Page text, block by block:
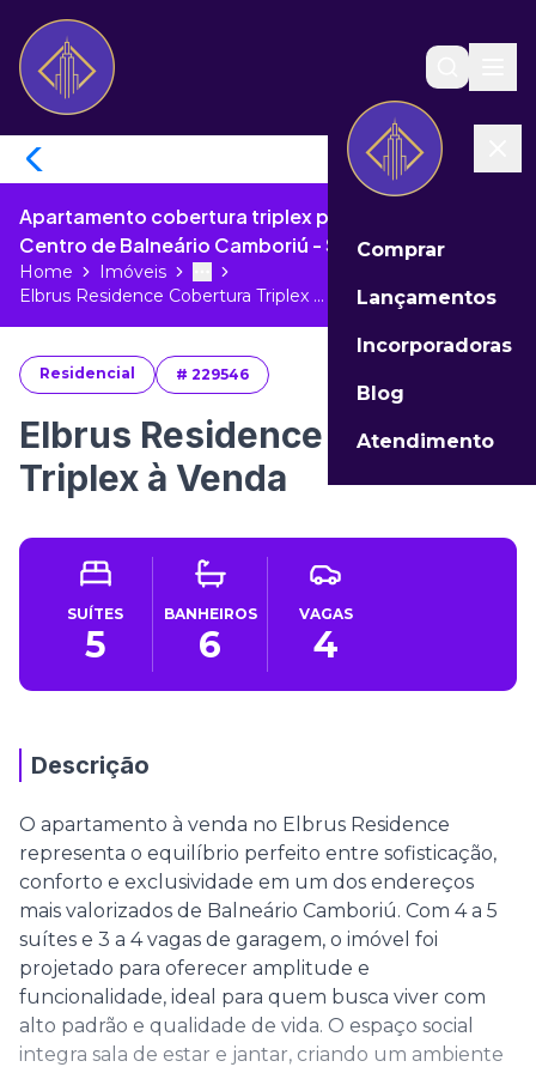
Comprar
Lançamentos
Incorporadoras
Blog
Atendimento
Apartamento cobertura triplex para venda no
Centro de Balneário Camboriú - SC
Home Imóveis More
Toggle menu
Elbrus Residence Cobertura Triplex ...
Residencial # 229546
Elbrus Residence Cobertura
Triplex à Venda
SUÍTES
5
BANHEIROS
6
VAGAS
4
Descrição
O apartamento à venda no Elbrus Residence
representa o equilíbrio perfeito entre sofisticação,
conforto e exclusividade em um dos endereços
mais valorizados de Balneário Camboriú. Com 4 a 5
suítes e 3 a 4 vagas de garagem, o imóvel foi
projetado para oferecer amplitude e
funcionalidade, ideal para quem busca viver com
alto padrão e qualidade de vida. O espaço social
integra sala de estar e jantar, criando um ambiente